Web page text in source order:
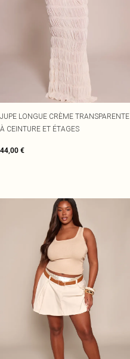
JUPE LONGUE CRÈME TRANSPARENTE
À CEINTURE ET ÉTAGES
44,00 €